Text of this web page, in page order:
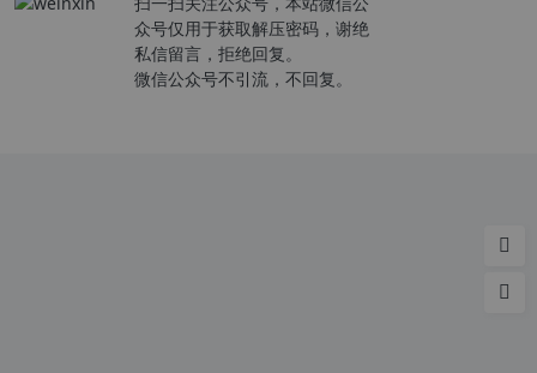
众号仅用于获取解压密码，谢绝
私信留言，拒绝回复。
微信公众号不引流，不回复。